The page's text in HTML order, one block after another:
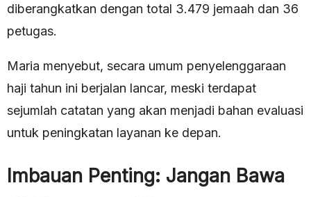
diberangkatkan dengan total 3.479 jemaah dan 36
petugas.
Maria menyebut, secara umum penyelenggaraan
haji tahun ini berjalan lancar, meski terdapat
sejumlah catatan yang akan menjadi bahan evaluasi
untuk peningkatan layanan ke depan.
Imbauan Penting: Jangan Bawa